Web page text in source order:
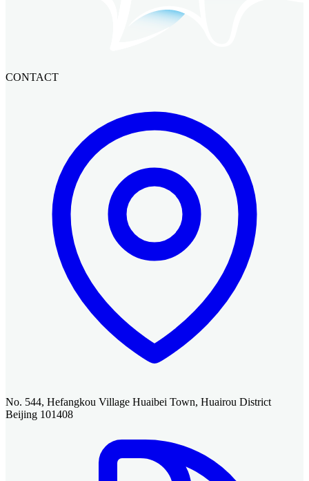
CONTACT
No. 544, Hefangkou Village Huaibei Town, Huairou District
Beijing 101408